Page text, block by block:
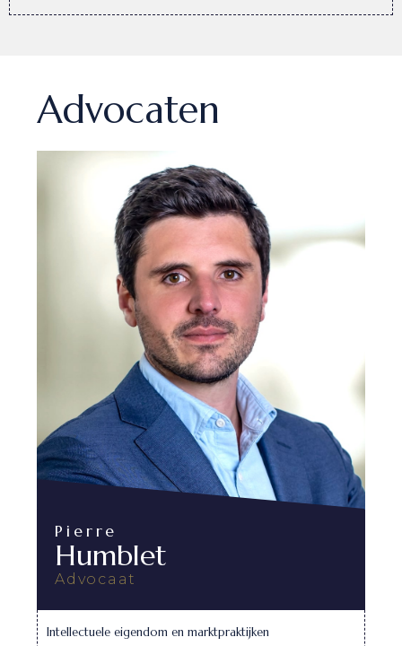
Advocaten
Pierre
Humblet
Advocaat
Intellectuele eigendom en marktpraktijken